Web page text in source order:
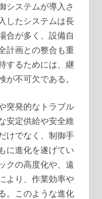
システムが導入さ
したシステムは長
合が多く、設備自
計画との整合も重
するためには、継
が不可欠である。
突発的なトラブル
安定供給や安全維
けでなく、制御手
に進化を遂げてい
クの高度化や、遠
より、作業効率や
。このような進化